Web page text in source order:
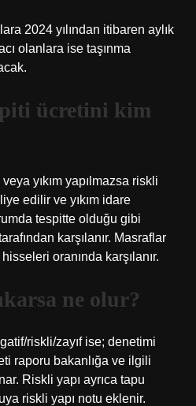
2024 yılından itibaren aylık
olanlara ise taşınma
ücretini kim
yıkım yapılmazsa riskli
edilir ve yıkım idare
tespitte olduğu gibi
karşılanır. Masraflar
oranında karşılanır.
ne olur?
riskli/zayıf ise; denetimi
raporu bakanlığa ve ilgili
Riskli yapı ayrıca tapu
riskli yapı notu eklenir.